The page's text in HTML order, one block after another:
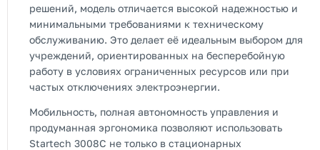
решений, модель отличается высокой надежностью и
минимальными требованиями к техническому
обслуживанию. Это делает её идеальным выбором для
учреждений, ориентированных на бесперебойную
работу в условиях ограниченных ресурсов или при
частых отключениях электроэнергии.
Мобильность, полная автономность управления и
продуманная эргономика позволяют использовать
Startech 3008C не только в стационарных